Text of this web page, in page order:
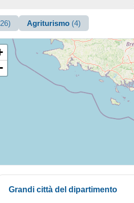
Agriturismo (4)
Grandi città del dipartimento